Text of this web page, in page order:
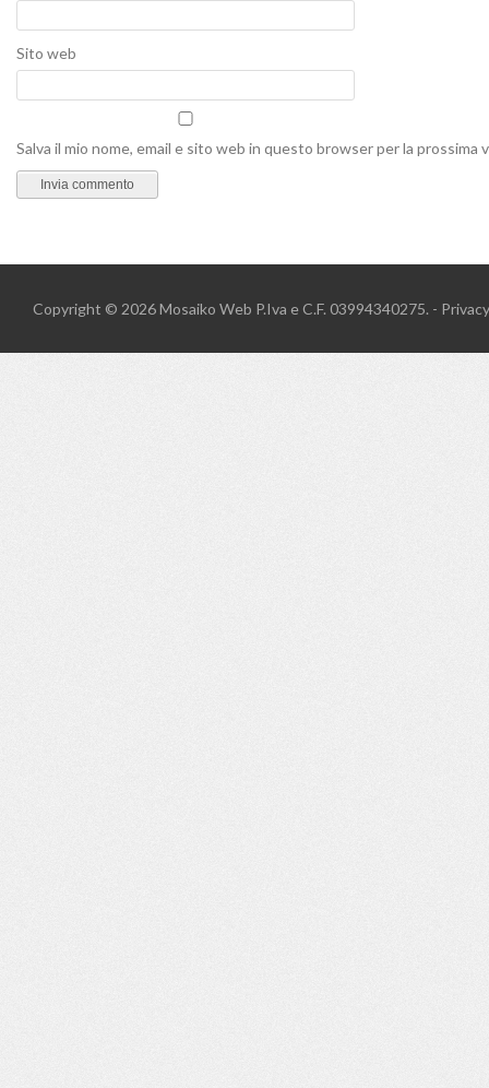
Sito web
Salva il mio nome, email e sito web in questo browser per la prossima
Copyright © 2026Mosaiko Web P.Iva e C.F. 03994340275. - Privacy